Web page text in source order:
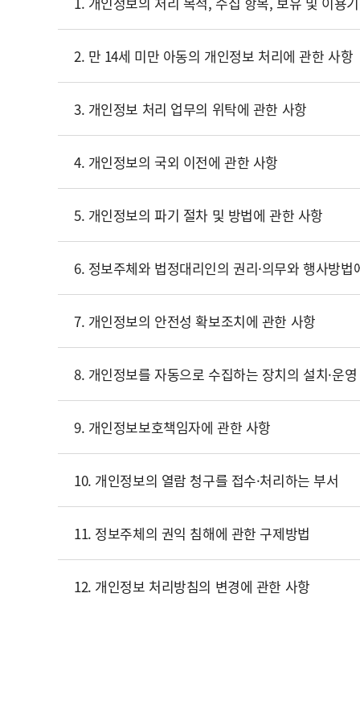
2. 만 14세 미만 아동의 개인정보 처리에 관한 사항
3. 개인정보 처리 업무의 위탁에 관한 사항
4. 개인정보의 국외 이전에 관한 사항
5. 개인정보의 파기 절차 및 방법에 관한 사항
6. 정보주체와 법정대리인의 권리·의무와 행사방법
7. 개인정보의 안전성 확보조치에 관한 사항
8. 개인정보를 자동으로 수집하는 장치의 설치·운
9. 개인정보보호책임자에 관한 사항
10. 개인정보의 열람 청구를 접수·처리하는 부서
11. 정보주체의 권익 침해에 관한 구제방법
12. 개인정보 처리방침의 변경에 관한 사항